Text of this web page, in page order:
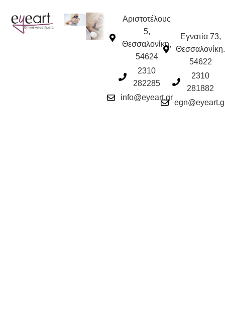
Αριστοτέλους
5,
Θεσσαλονίκη,
54624
2310
282285
info@eyeart.gr
Εγνατία 73,
Θεσσαλονίκη.
54622
2310
281882